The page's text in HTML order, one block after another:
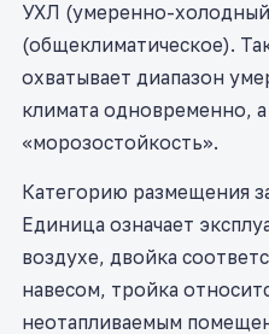
УХЛ (умеренно-
(общеклиматическое).
охватывает диапазон
климата одновременно,
«морозостойкость».
Категорию размещения
Единица означает
воздухе, двойка
навесом, тройка
неотапливаемым